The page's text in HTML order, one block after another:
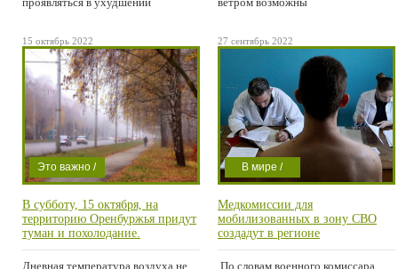
15 октябрь 2022
Это важно /
Погода /
Проишествие
В субботу, 15 октября, на
территорию Оренбуржья придут
туман и похолодание.
Дневная температура воздуха не
27 сентябрь 2022
В мире /
Экономика /
Это важно /
Криминал /
Спорт / Мысли
Медкомиссии для
мобилизованных в зону СВО
создадут в регионе
По словам военного комиссара